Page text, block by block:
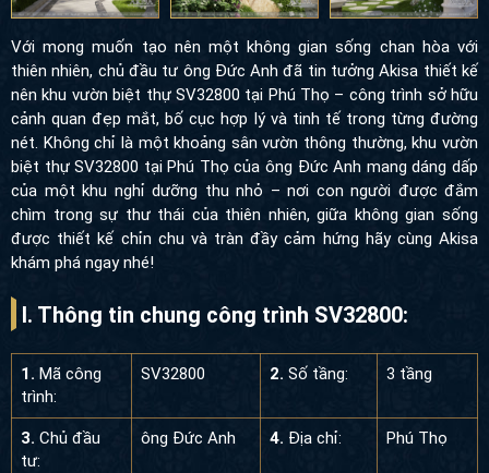
Với mong muốn tạo nên một không gian sống chan hòa với thiên
nhiên, chủ đầu tư ông Đức Anh đã tin tưởng Akisa thiết kế nên
khu vườn biệt thự SV32800 tại Phú Thọ – công trình sở hữu cảnh
quan đẹp mắt, bố cục hợp lý và tinh tế trong từng đường nét.
Không chỉ là một khoảng sân vườn thông thường, khu vườn biệt
thự SV32800 tại Phú Thọ của ông Đức Anh mang dáng dấp của
một khu nghỉ dưỡng thu nhỏ – nơi con người được đắm chìm
trong sự thư thái của thiên nhiên, giữa không gian sống được
thiết kế chỉn chu và tràn đầy cảm hứng hãy cùng Akisa khám phá
ngay nhé!
I. Thông tin chung công trình SV32800:
1. Mã công
trình:
SV32800 2. Số tầng: 3 tầng
3. Chủ đầu
tư:
ông Đức Anh 4. Địa chỉ: Phú Thọ